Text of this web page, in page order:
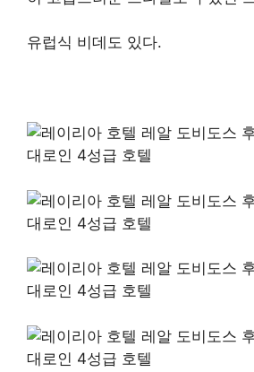
유럽식 비데도 있다.